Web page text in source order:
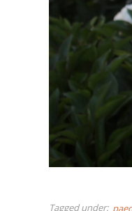
Tagged under: